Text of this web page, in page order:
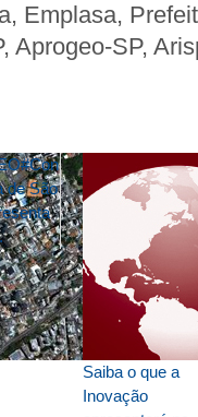
Emplasa,
Aprogeo-SP,
de São
Saiba o que a
Inovação